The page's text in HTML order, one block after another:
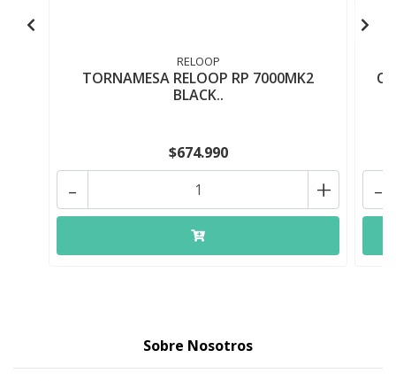
RELOOP
TORNAMESA RELOOP RP 7000MK2
BLACK..
$674.990
+
- -
Sobre Nosotros